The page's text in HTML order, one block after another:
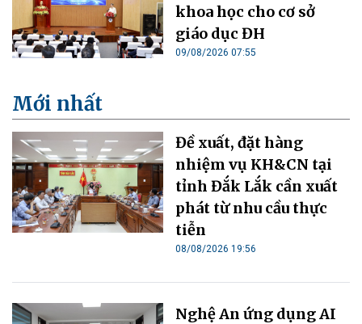
khoa học cho cơ sở
giáo dục ĐH
09/08/2026 07:55
Mới nhất
Đề xuất, đặt hàng
nhiệm vụ KH&CN tại
tỉnh Đắk Lắk cần xuất
phát từ nhu cầu thực
tiễn
08/08/2026 19:56
Nghệ An ứng dụng AI